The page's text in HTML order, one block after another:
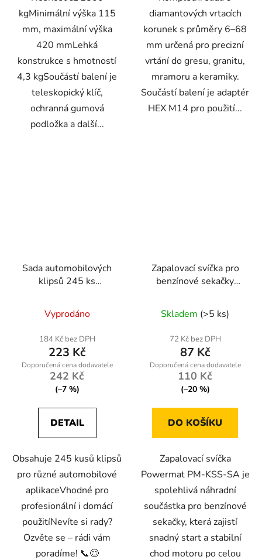
kgMinimální výška 115
mm, maximální výška
420 mmLehká
konstrukce s hmotností
4,3 kgSoučástí balení je
teleskopický klíč,
ochranná gumová
podložka a další...
diamantových vrtacích
korunek s průměry 6–68
mm určená pro precizní
vrtání do gresu, granitu,
mramoru a keramiky.
Součástí balení je adaptér
HEX M14 pro použití...
Sada automobilových
klipsů 245 ks
Vyprodáno
184 Kč bez DPH
223 Kč
242 Kč
(–7 %)
DETAIL
Obsahuje 245 kusů klipsů
pro různé automobilové
aplikaceVhodné pro
profesionální i domácí
použitíNevíte si rady?
Ozvěte se – rádi vám
poradíme! 📞😊
Zapalovací svíčka pro
benzínové sekačky
Skladem (>5 ks)
72 Kč bez DPH
87 Kč
110 Kč
(–20 %)
DO KOŠÍKU
Zapalovací svíčka
Powermat PM-KSS-SA je
spolehlivá náhradní
součástka pro benzínové
sekačky, která zajistí
snadný start a stabilní
chod motoru po celou